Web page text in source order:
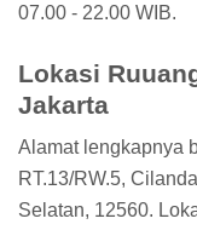
07.00 - 22.00 WIB.
Lokasi
Jakarta
Alamat lengkapnya
RT.13/RW.5,
Selatan, 12560.